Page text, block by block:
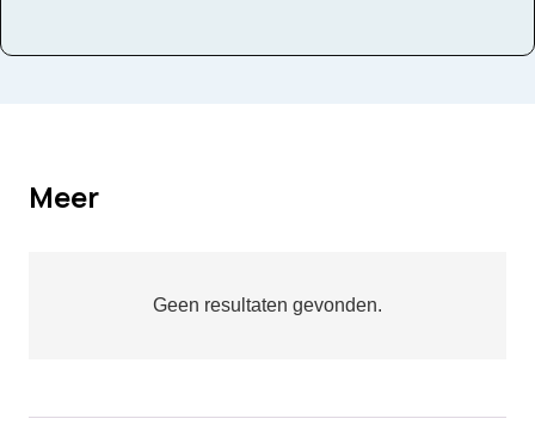
Meer
Geen resultaten gevonden.